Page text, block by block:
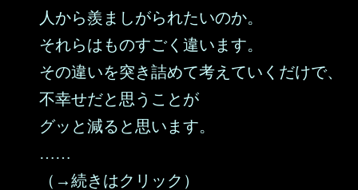
人から羨ましがられたいのか。
それらはものすごく違います。
その違いを突き詰めて考えていくだけで、
不幸せだと思うことが
グッと減ると思います。
……
（→続きはクリック）